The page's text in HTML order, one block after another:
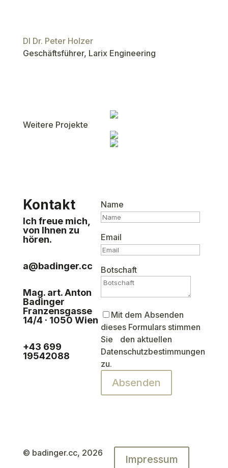
DI Dr. Peter Holzer
Geschäftsführer, Larix Engineering
Weitere Projekte
Kontakt
Ich freue mich,
von Ihnen zu
hören.
a@badinger.cc
Mag. art. Anton
Badinger
Franzensgasse
14/4 · 1050 Wien
+43 699
19542088
Name
Email
Botschaft
Mit dem Absenden
dieses Formulars stimmen
Sie den aktuellen
Datenschutzbestimmungen
zu.
Absenden
© badinger.cc, 2026
Impressum